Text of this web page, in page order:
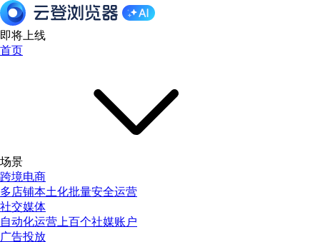
即将上线
首页
场景
跨境电商
多店铺本土化批量安全运营
社交媒体
自动化运营上百个社媒账户
广告投放